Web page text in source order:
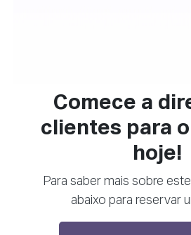
Comece a
clientes para
hoje!
Para saber mais sobre
abaixo para reservar